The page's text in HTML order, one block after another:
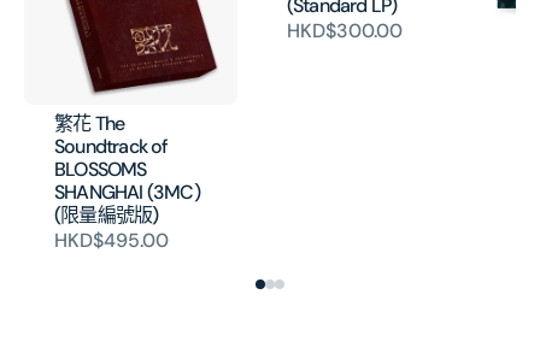
繁花 The
Soundtrack of
BLOSSOMS
SHANGHAI (3MC)
(限量編號版)
HKD$495.00
(Standard LP)
HKD$300.00